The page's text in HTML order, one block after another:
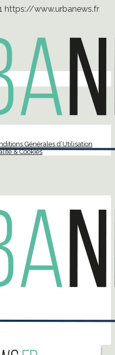
https://www.urbanews.fr
Générales d’Utilisation
& Cookies